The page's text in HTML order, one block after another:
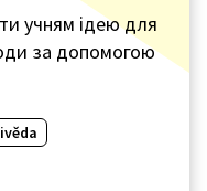
учням ідею для
за допомогою